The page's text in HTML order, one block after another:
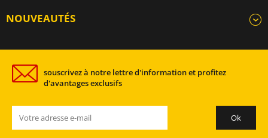
NOUVEAUTÉS
souscrivez à notre lettre d'information et profitez
d'avantages exclusifs